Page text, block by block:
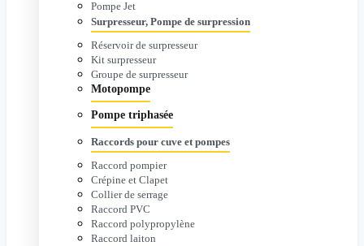
Pompe Jet
Surpresseur, Pompe de surpression
Réservoir de surpresseur
Kit surpresseur
Groupe de surpresseur
Motopompe
Pompe triphasée
Raccords pour cuve et pompes
Raccord pompier
Crépine et Clapet
Collier de serrage
Raccord PVC
Raccord polypropylène
Raccord laiton